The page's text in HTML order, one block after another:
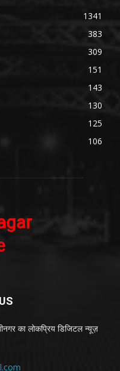
1341
383
309
151
143
130
125
106
का लोकप्रिय डिजिटल न्यूज़